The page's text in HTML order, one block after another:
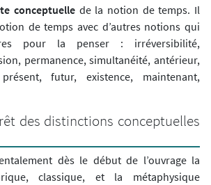
conceptuelle de la notion de temps. Il
de temps avec d’autres notions qui
pour la penser : irréversibilité,
permanence, simultanéité, antérieur,
futur, existence, maintenant,
des distinctions conceptuelles
dès le début de l’ouvrage la
classique, et la métaphysique